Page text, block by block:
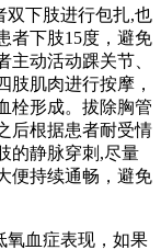
下肢进行包扎,也
者下肢15度，避免
动活动踝关节、
肢肌肉进行按摩，
栓形成。拔除胸管
后根据患者耐受情
的静脉穿刺,尽量
便持续通畅，避免
血症表现，如果